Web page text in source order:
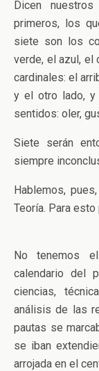
Dicen
primeros, los
siete son los
verde, el azul, el
cardinales: el
y el otro lado, y
sentidos: oler,
Siete serán
siempre
Hablemos,
Teoría. Para
No tenemos
calendario del
ciencias,
análisis de las
pautas se
se iban
arrojada en el